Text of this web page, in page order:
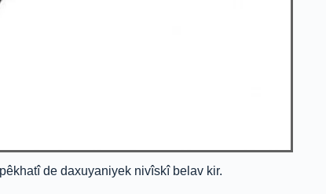
de daxuyaniyek nivîskî belav kir.